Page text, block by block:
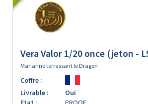
Vera Valor 1/20 once (jeton -
Marianne terrassant le Dragon
Coffre :
Livrable :
Oui